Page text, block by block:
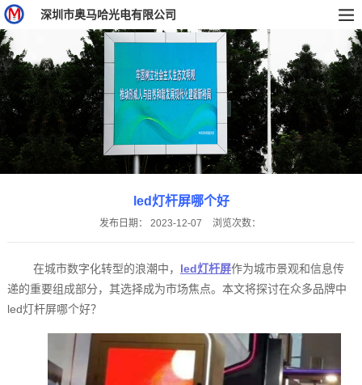
深圳市奥马哈光电有限公司
led灯杆屏哪个好
发布日期： 2023-12-07 浏览次数：
在城市数字化转型的浪潮中， led灯杆屏作为城市景观和信息传
递的重要组成部分，其选择成为市场焦点。本文将探讨在众多品牌中
led灯杆屏哪个好？